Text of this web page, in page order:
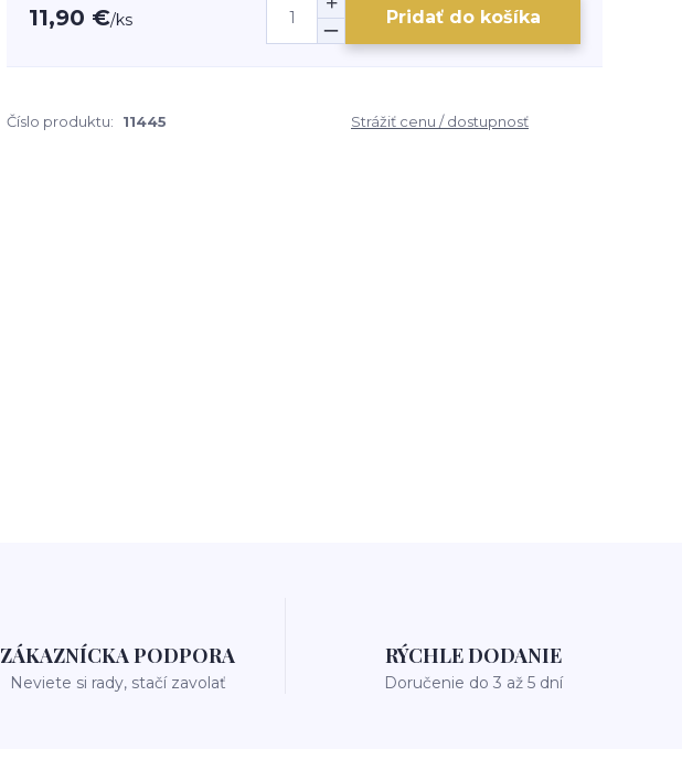
11,90 €/ks Pridať do košíka
Číslo produktu: 11445 Strážiť cenu / dostupnosť
ZÁKAZNÍCKA PODPORA
Neviete si rady, stačí zavolať
RÝCHLE DODANIE
Doručenie do 3 až 5 dní